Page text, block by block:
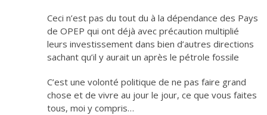
Ceci n’est pas du tout du à la dépendance des Pays
de OPEP qui ont déjà avec précaution multiplié
leurs investissement dans bien d’autres directions
sachant qu’il y aurait un après le pétrole fossile
C’est une volonté politique de ne pas faire grand
chose et de vivre au jour le jour, ce que vous faites
tous, moi y compris…